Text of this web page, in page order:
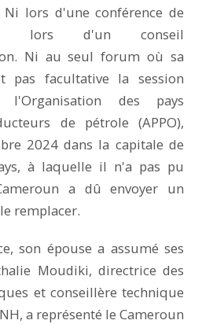
lors d'une conférence de
lors d'un conseil
Ni au seul forum où sa
pas facultative la session
l'Organisation des pays
de pétrole (APPO),
2024 dans la capitale de
à laquelle il n'a pas pu
a dû envoyer un
remplacer.
son épouse a assumé ses
Moudiki, directrice des
et conseillère technique
a représenté le Cameroun